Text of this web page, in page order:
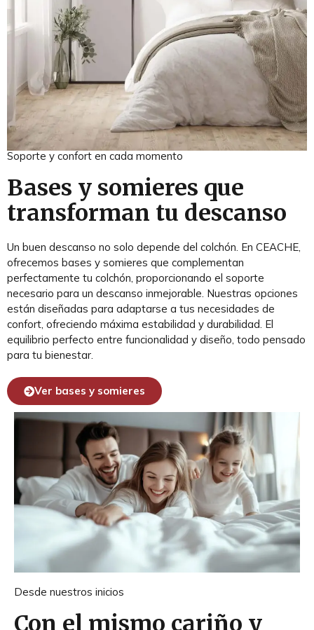
Soporte y confort en cada momento
Bases y somieres que
transforman tu descanso
Un buen descanso no solo depende del colchón. En CEACHE,
ofrecemos bases y somieres que complementan
perfectamente tu colchón, proporcionando el soporte
necesario para un descanso inmejorable. Nuestras opciones
están diseñadas para adaptarse a tus necesidades de
confort, ofreciendo máxima estabilidad y durabilidad. El
equilibrio perfecto entre funcionalidad y diseño, todo pensado
para tu bienestar.
Ver bases y somieres
Desde nuestros inicios
Con el mismo cariño y